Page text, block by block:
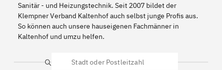
Sanitär - und Heizungstechnik. Seit 2007 bildet der
Klempner Verband Kaltenhof auch selbst junge Profis aus.
So können auch unsere hauseigenen Fachmänner in
Kaltenhof und umzu helfen.
Suche